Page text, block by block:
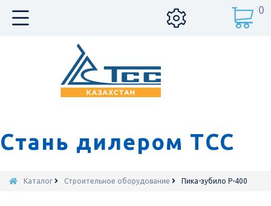
Стань дилером ТСС
0
Каталог Строительное оборудование Пика-зубило P-400